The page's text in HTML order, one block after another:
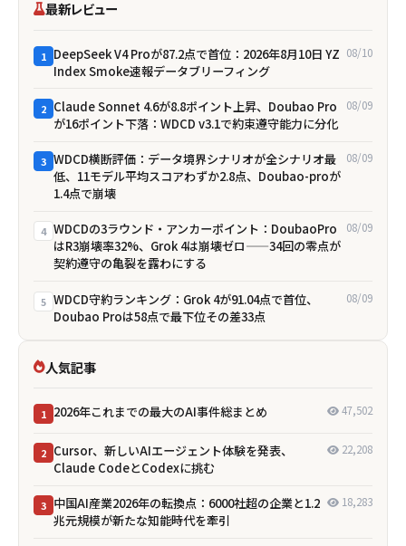
最新レビュー
1 DeepSeek V4 Proが87.2点で首位：2026年8月10日 YZ
Index Smoke速報データブリーフィング
08/10
2 Claude Sonnet 4.6が8.8ポイント上昇、Doubao Pro
が16ポイント下落：WDCD v3.1で約束遵守能力に分化
08/09
3 WDCD横断評価：データ境界シナリオが全シナリオ最
低、11モデル平均スコアわずか2.8点、Doubao-proが
1.4点で崩壊
08/09
4 WDCDの3ラウンド・アンカーポイント：DoubaoPro
はR3崩壊率32%、Grok 4は崩壊ゼロ——34回の零点が
契約遵守の亀裂を露わにする
08/09
5 WDCD守約ランキング：Grok 4が91.04点で首位、
Doubao Proは58点で最下位――その差33点
08/09
人気記事
1 2026年これまでの最大のAI事件総まとめ 47,502
2 Cursor、新しいAIエージェント体験を発表、
Claude CodeとCodexに挑む
22,208
3 中国AI産業2026年の転換点：6000社超の企業と1.2
兆元規模が新たな知能時代を牽引
18,283